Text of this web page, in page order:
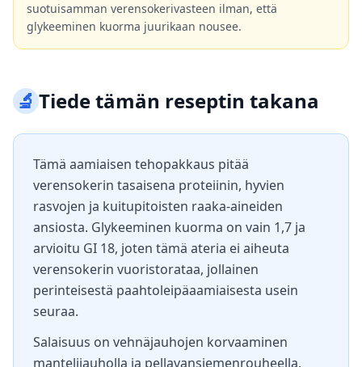
suotuisamman verensokerivasteen ilman, että
glykeeminen kuorma juurikaan nousee.
🔬Tiede tämän reseptin takana
Tämä aamiaisen tehopakkaus pitää
verensokerin tasaisena proteiinin, hyvien
rasvojen ja kuitupitoisten raaka-aineiden
ansiosta. Glykeeminen kuorma on vain 1,7 ja
arvioitu GI 18, joten tämä ateria ei aiheuta
verensokerin vuoristorataa, jollainen
perinteisestä paahtoleipäaamiaisesta usein
seuraa.
Salaisuus on vehnäjauhojen korvaaminen
mantelijauholla ja pellavansiemenrouheella.